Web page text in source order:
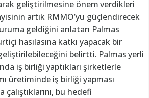
geliştirilmesine önem verdikleri
artık RMMO’yu güçlendirecek
geldiğini anlatan Palmas
hasılasına katkı yapacak bir
belirtti. Palmas yerli
iş birliği yaptıkları şirketlerle
üretiminde iş birliği yapması
çalıştıklarını, bu hedefi